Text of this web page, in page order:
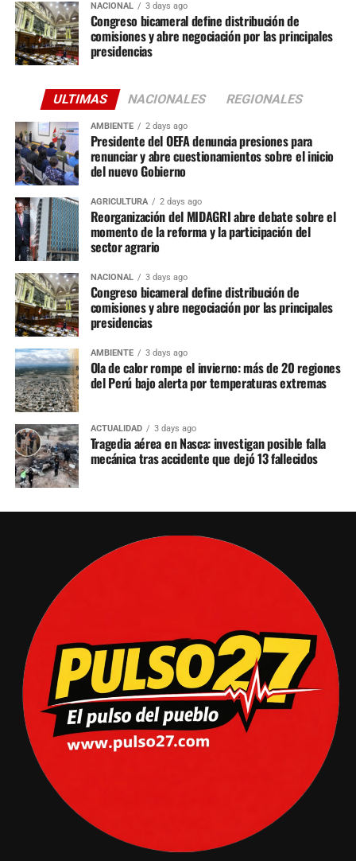
NACIONAL 3 days ago
Congreso bicameral define distribución de
comisiones y abre negociación por las principales
presidencias
ULTIMAS NACIONALES REGIONALES
AMBIENTE 2 days ago
Presidente del OEFA denuncia presiones para
renunciar y abre cuestionamientos sobre el inicio
del nuevo Gobierno
AGRICULTURA 2 days ago
Reorganización del MIDAGRI abre debate sobre el
momento de la reforma y la participación del
sector agrario
NACIONAL 3 days ago
Congreso bicameral define distribución de
comisiones y abre negociación por las principales
presidencias
AMBIENTE 3 days ago
Ola de calor rompe el invierno: más de 20 regiones
del Perú bajo alerta por temperaturas extremas
ACTUALIDAD 3 days ago
Tragedia aérea en Nasca: investigan posible falla
mecánica tras accidente que dejó 13 fallecidos